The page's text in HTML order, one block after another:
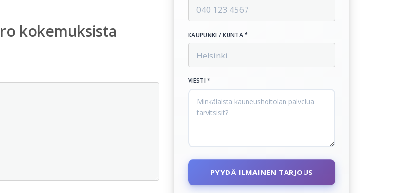
kokemuksista KAUPUNKI / KUNTA *
VIESTI *
PYYDÄ ILMAINEN TARJOUS